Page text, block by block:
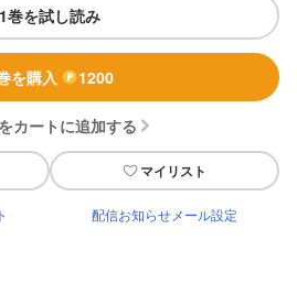
1巻を試し読み
を購入 1200
カートに追加する
マイリスト
配信お知らせメール設定